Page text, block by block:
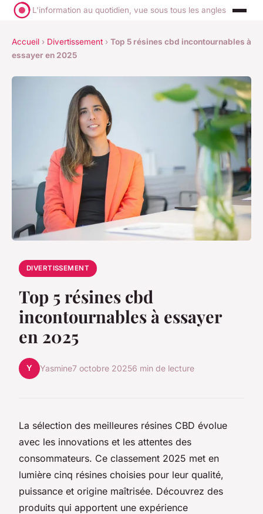
L'information au quotidien, vue sous tous les angles
Accueil › Divertissement › Top 5 résines cbd incontournables à
essayer en 2025
DIVERTISSEMENT
Top 5 résines cbd
incontournables à essayer
en 2025
Y Yasmine7 octobre 20256 min de lecture
La sélection des meilleures résines CBD évolue
avec les innovations et les attentes des
consommateurs. Ce classement 2025 met en
lumière cinq résines choisies pour leur qualité,
puissance et origine maîtrisée. Découvrez des
produits qui apportent une expérience